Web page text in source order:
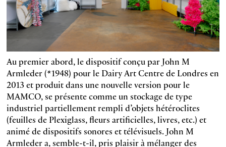
Au premier abord, le dispositif conçu par John M
Armleder (*1948) pour le Dairy Art Centre de Londres en
2013 et produit dans une nouvelle version pour le
MAMCO, se présente comme un stockage de type
industriel partiellement rempli d’objets hétéroclites
(feuilles de Plexiglass, fleurs artificielles, livres, etc.) et
animé de dispositifs sonores et télévisuels. John M
Armleder a, semble-t-il, pris plaisir à mélanger des